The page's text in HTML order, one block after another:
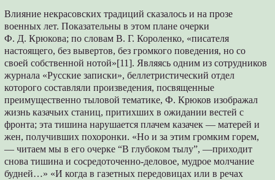
Влияние некрасовских традиций сказалось и на прозе
военных лет. Показательны в этом плане очерки
Ф. Д. Крюкова; по словам В. Г. Короленко, «писателя
настоящего, без вывертов, без громкого поведения, но со
своей собственной нотой»[11]. Являясь одним из сотрудников
журнала «Русские записки», беллетристический отдел
которого составляли произведения, посвященные
преимущественно тыловой тематике, Ф. Крюков изображал
жизнь казачьих станиц, притихших в ожидании вестей с
фронта; эта тишина нарушается плачем казачек — матерей и
жен, получивших похоронки. «Но и за этим громким горем,
— читаем мы в его очерке “В глубоком тылy”, —приходит
снова тишина и сосредоточенно-деловое, мудрое молчание
будней…» «И когда в газетных передовицах или в речах